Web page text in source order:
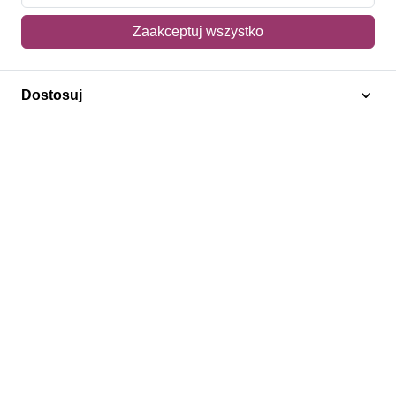
32,50 zł
Dodaj do koszyka
Zaakceptuj wszystko
Dostosuj